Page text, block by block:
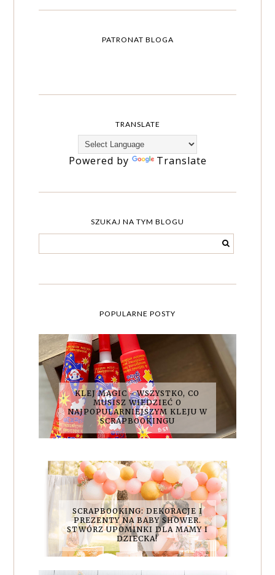
PATRONAT BLOGA
TRANSLATE
Powered by Translate
SZUKAJ NA TYM BLOGU
POPULARNE POSTY
KLEJ MAGIC - WSZYSTKO, CO
MUSISZ WIEDZIEĆ O
NAJPOPULARNIEJSZYM KLEJU W
SCRAPBOOKINGU
SCRAPBOOKING: DEKORACJE I
PREZENTY NA BABY SHOWER.
STWÓRZ UPOMINKI DLA MAMY I
DZIECKA!